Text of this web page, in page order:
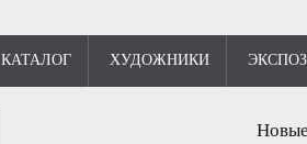
КАТАЛОГ ХУДОЖНИКИ